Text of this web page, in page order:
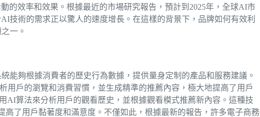
的效率和效果。根據最近的市場研究報告，預計到2025年，全球AI市
技術的需求正以驚人的速度增長。在這樣的背景下，品牌如何有效利
一。
能夠根據消費者的歷史行為數據，提供量身定制的產品和服務建議。
用戶的瀏覽和消費習慣，並生成精準的推薦內容，極大地提高了用戶
AI算法來分析用戶的觀看歷史，並根據觀看模式推薦新內容。這種技
高了用戶黏著度和滿意度。不僅如此，根據最新的報告，許多電子商務